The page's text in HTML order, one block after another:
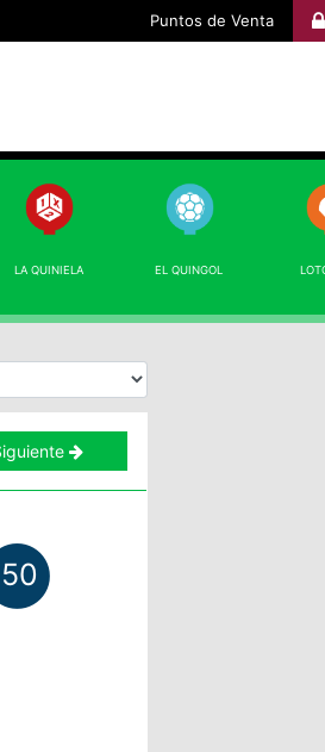
Puntos de Venta
LA QUINIELA EL QUINGOL
50